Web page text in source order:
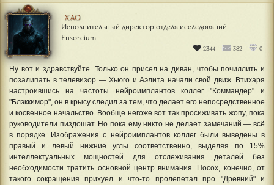
ХАО
Исполнительный директор отдела исследований
Ensorcium
2344 382 0
Ну вот и здравствуйте. Только он присел на диван, чтобы почиллить и
позалипать в телевизор — Хьюго и Аэлита начали свой движ. Втихаря
настроившись на частоты нейроимплантов коллег "Коммандер" и
"Блэккимор", он в крысу следил за тем, что делает его непосредственное
и косвенное начальство. Вообще негоже вот так просиживать жопу, пока
руководители пиздошат. Но пока ему никто не делает замечаний — всё
в порядке. Изображения с нейроимплантов коллег были выведены в
правый и левый нижние углы соответственно, выделяя по 15%
интеллектуальных мощностей для отслеживания деталей без
необходимости тратить основной центр внимания. Посох, конечно, от
такого сокращения прихуел и что-то пролепетал про "Древний" и